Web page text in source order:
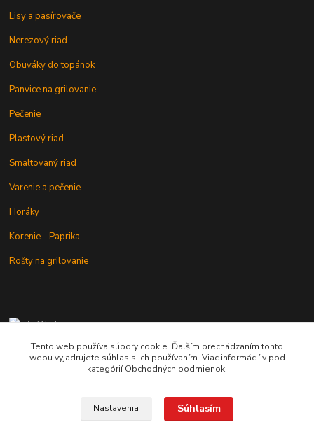
Lisy a pasírovače
Nerezový riad
Obuváky do topánok
Panvice na grilovanie
Pečenie
Plastový riad
Smaltovaný riad
Varenie a pečenie
Horáky
Korenie - Paprika
Rošty na grilovanie
+421 902 212 007
od 8:00 - do 16:00 hod
Tento web používa súbory cookie. Ďalším prechádzaním tohto
webu vyjadrujete súhlas s ich používaním. Viac informácií v pod
kategórií Obchodných podmienok.
Nastavenia Súhlasím